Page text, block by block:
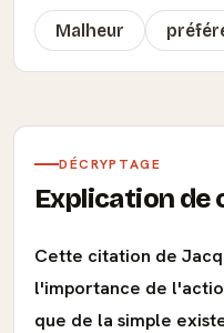
Malheur
DÉCRYPTAGE
Explication
Cette citation de
l'importance de
que de la simple